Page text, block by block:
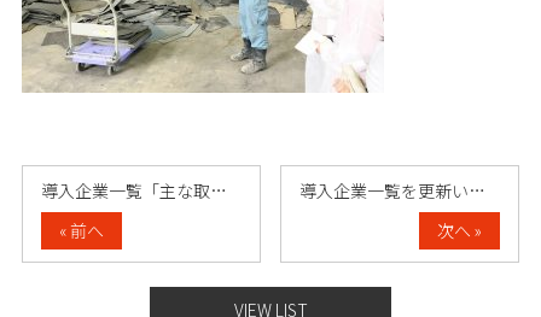
導入企業一覧「主な取扱品目」掲載停止のお……
« 前へ
導入企業一覧を更新いたしました
次へ »
VIEW LIST